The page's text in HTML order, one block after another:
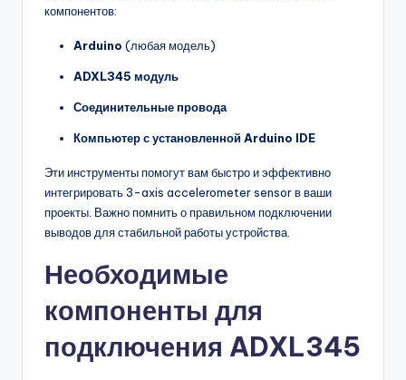
компонентов:
Arduino (любая модель)
ADXL345 модуль
Соединительные провода
Компьютер с установленной Arduino IDE
Эти инструменты помогут вам быстро и эффективно
интегрировать 3-axis accelerometer sensor в ваши
проекты. Важно помнить о правильном подключении
выводов для стабильной работы устройства.
Необходимые
компоненты для
подключения ADXL345